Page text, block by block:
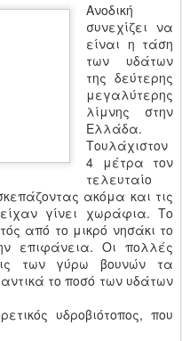
Ανοδική
συνεχίζει να
είναι η τάση
των υδάτων
της δεύτερης
μεγαλύτερης
λίμνης στην
Ελλάδα.
Τουλάχιστον
4 μέτρα τον
τελευταίο
ακόμα και τις
γίνει χωράφια. Το
από το μικρό νησάκι το
επιφάνεια. Οι πολλές
των γύρω βουνών τα
το ποσό των υδάτων
υδροβιότοπος, που